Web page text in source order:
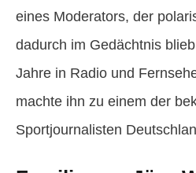
eines Moderators, der
dadurch im Gedächtnis
Jahre in Radio und
machte ihn zu einem der
Sportjournalisten